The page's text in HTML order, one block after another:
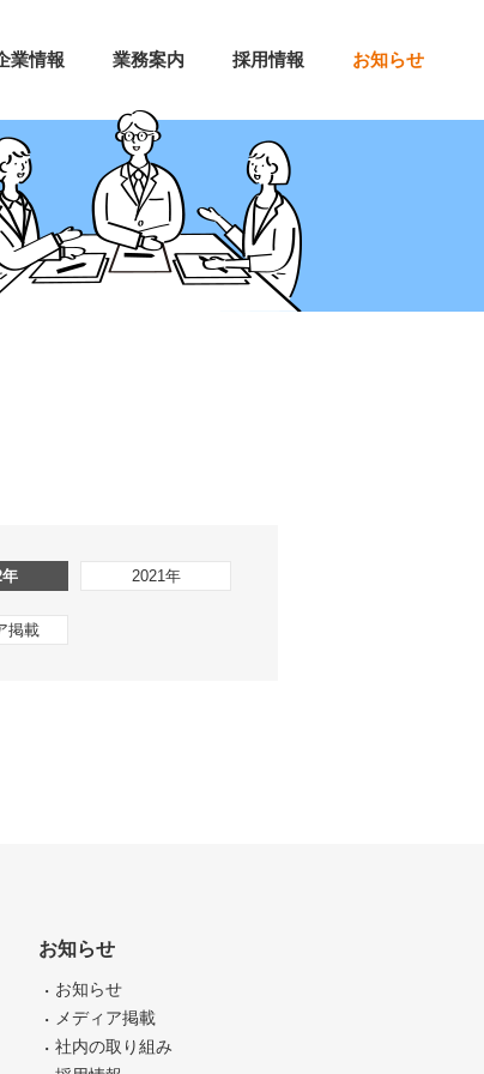
業情報 業務案内 採用情報 お知らせ
2021年
掲載
お知らせ
お知らせ
メディア掲載
社内の取り組み